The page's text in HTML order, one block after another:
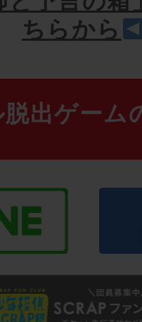
ちらから
出ゲーム